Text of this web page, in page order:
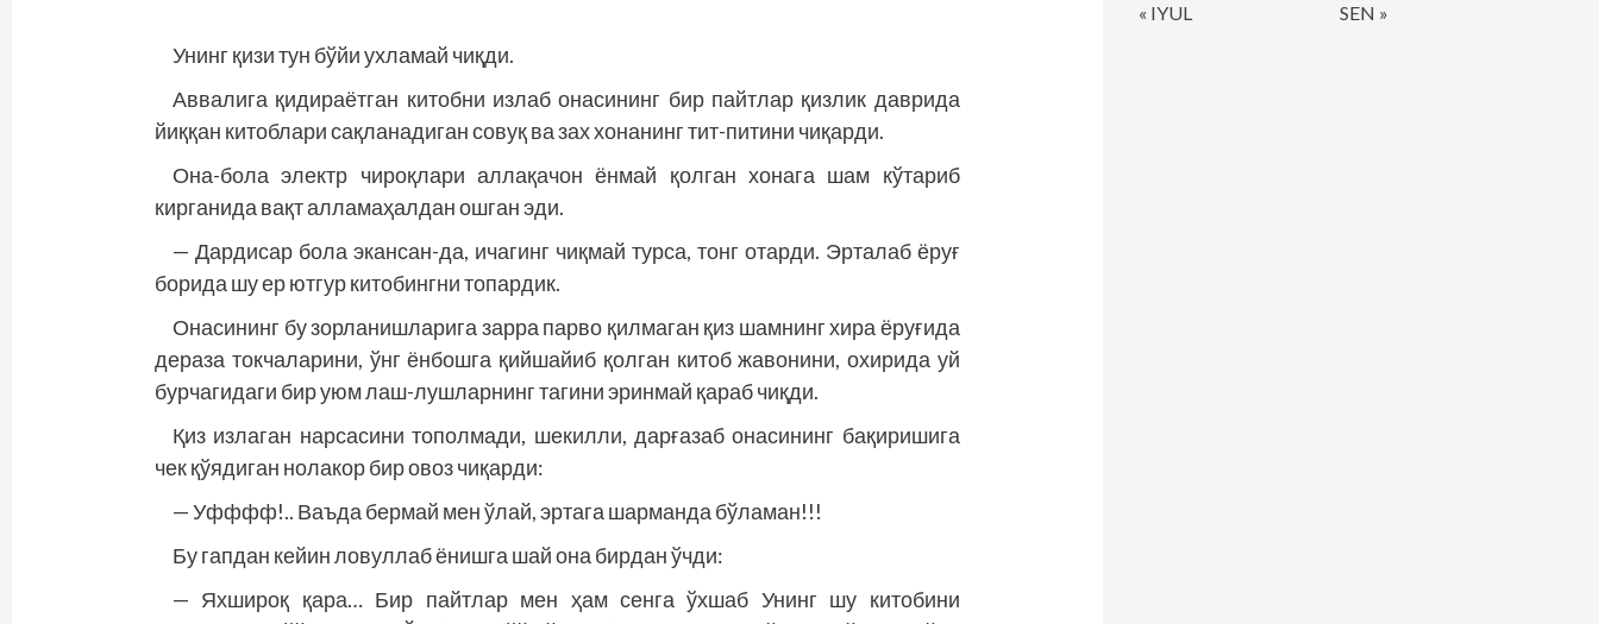
Унинг қизи тун бўйи ухламай чиқди.
Аввалига қидираётган китобни излаб онасининг бир пайтлар қизлик даврида
йиққан китоблари сақланадиган совуқ ва зах хонанинг тит-питини чиқарди.
Она-бола электр чироқлари аллақачон ёнмай қолган хонага шам кўтариб
кирганида вақт алламаҳалдан ошган эди.
— Дардисар бола экансан-да, ичагинг чиқмай турса, тонг отарди. Эрталаб ёруғ
борида шу ер ютгур китобингни топардик.
Онасининг бу зорланишларига зарра парво қилмаган қиз шамнинг хира ёруғида
дераза токчаларини, ўнг ёнбошга қийшайиб қолган китоб жавонини, охирида уй
бурчагидаги бир уюм лаш-лушларнинг тагини эринмай қараб чиқди.
Қиз излаган нарсасини тополмади, шекилли, дарғазаб онасининг бақиришига
чек қўядиган нолакор бир овоз чиқарди:
— Уфффф!.. Ваъда бермай мен ўлай, эртага шарманда бўламан!!!
Бу гапдан кейин ловуллаб ёнишга шай она бирдан ўчди:
— Яхшироқ қара… Бир пайтлар мен ҳам сенга ўхшаб Унинг шу китобини
« IYUL SEN »